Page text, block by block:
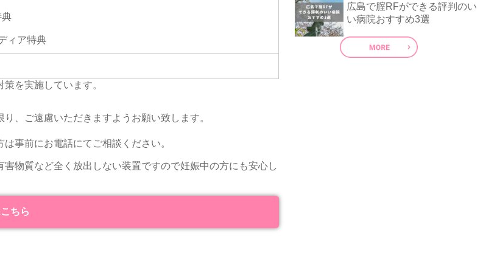
ィア特典
を実施しています。
、ご遠慮いただきますようお願い致します。
事前にお電話にてご相談ください。
物質など全く放出しない装置ですので妊娠中の方にも安心し
ちら
広島で腟RFができる評判のい
い病院おすすめ3選